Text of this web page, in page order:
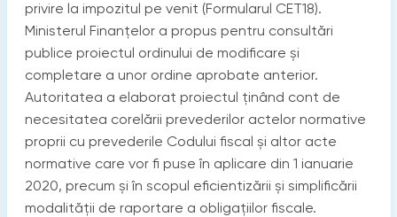
privire la impozitul pe venit (Formularul CET18).
Ministerul Finanțelor a propus pentru consultări
publice proiectul ordinului de modificare și
completare a unor ordine aprobate anterior.
Autoritatea a elaborat proiectul ținând cont de
necesitatea corelării prevederilor actelor normative
proprii cu prevederile Codului fiscal și altor acte
normative care vor fi puse în aplicare din 1 ianuarie
2020, precum și în scopul eficientizării și simplificării
modalității de raportare a obligațiilor fiscale.